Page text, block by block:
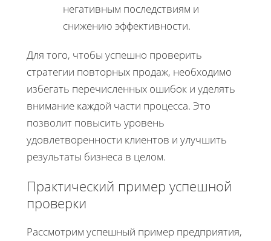
негативным последствиям и
снижению эффективности.
Для того, чтобы успешно проверить
стратегии повторных продаж, необходимо
избегать перечисленных ошибок и уделять
внимание каждой части процесса. Это
позволит повысить уровень
удовлетворенности клиентов и улучшить
результаты бизнеса в целом.
Практический пример успешной
проверки
Рассмотрим успешный пример предприятия,